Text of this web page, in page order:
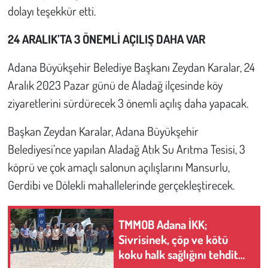
dolayı teşekkür etti.
24 ARALIK’TA 3 ÖNEMLİ AÇILIŞ DAHA VAR
Adana Büyükşehir Belediye Başkanı Zeydan Karalar, 24
Aralık 2023 Pazar günü de Aladağ ilçesinde köy
ziyaretlerini sürdürecek 3 önemli açılış daha yapacak.
Başkan Zeydan Karalar, Adana Büyükşehir
Belediyesi’nce yapılan Aladağ Atık Su Arıtma Tesisi, 3
köprü ve çok amaçlı salonun açılışlarını Mansurlu,
Gerdibi ve Dölekli mahallelerinde gerçekleştirecek.
TMMOB Adana İKK;
Sivrisinek, çöp ve kötü
koku halk sağlığını tehdit